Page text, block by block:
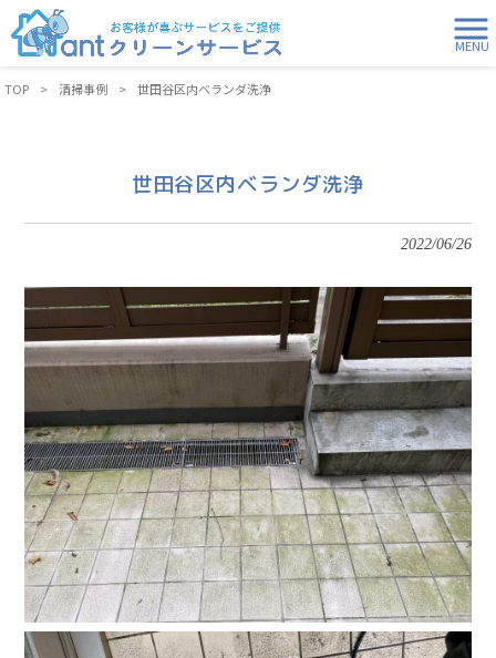
MENU
TOP > 清掃事例 > 世田谷区内ベランダ洗浄
世田谷区内ベランダ洗浄
2022/06/26